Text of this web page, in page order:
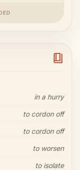
book_4
in a hurry
to cordon off
to cordon off
to worsen
to isolate